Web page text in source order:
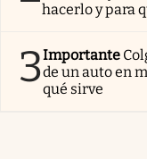
hacerlo y para
3Importante
de un auto en
qué sirve